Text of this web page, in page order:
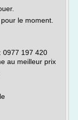
le moment.
0977 197 420
au meilleur prix